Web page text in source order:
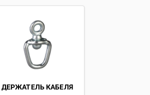
ДЕРЖАТЕЛЬ КАБЕЛЯ